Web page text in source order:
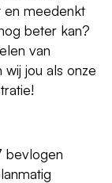
en meedenkt
beter kan?
van
jou als onze
bevlogen